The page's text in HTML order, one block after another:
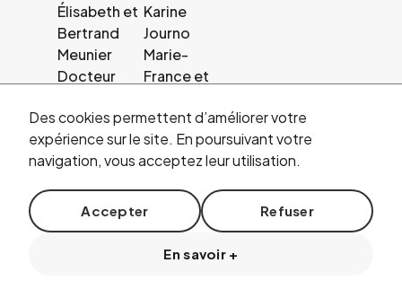
Des cookies permettent d’améliorer votre
expérience sur le site. En poursuivant votre
navigation, vous acceptez leur utilisation.
Accepter Refuser
En savoir +
Élisabeth et
Bertrand
Meunier
Docteur
Noëlle
Meyer
Florentine
Alain et
Caroline
Karine
Journo
Marie-
France et
Andrew J.
Martin-
Weber
Masquelier
Guillaume
de Seynes